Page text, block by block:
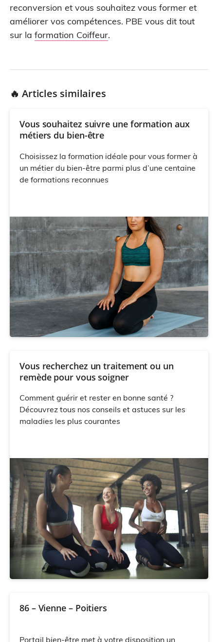
reconversion et vous souhaitez vous former et
améliorer vos compétences. PBE vous dit tout
sur la formation Coiffeur.
🔥 Articles similaires
Vous souhaitez suivre une formation aux
métiers du bien-être
Choisissez la formation idéale pour vous former à
un métier du bien-être parmi plus d’une centaine
de formations reconnues
Vous recherchez un traitement ou un
remède pour vous soigner
Comment guérir et rester en bonne santé ?
Découvrez tous nos conseils et astuces sur les
maladies les plus courantes
86 – Vienne – Poitiers
Portail bien-être met à votre disposition un